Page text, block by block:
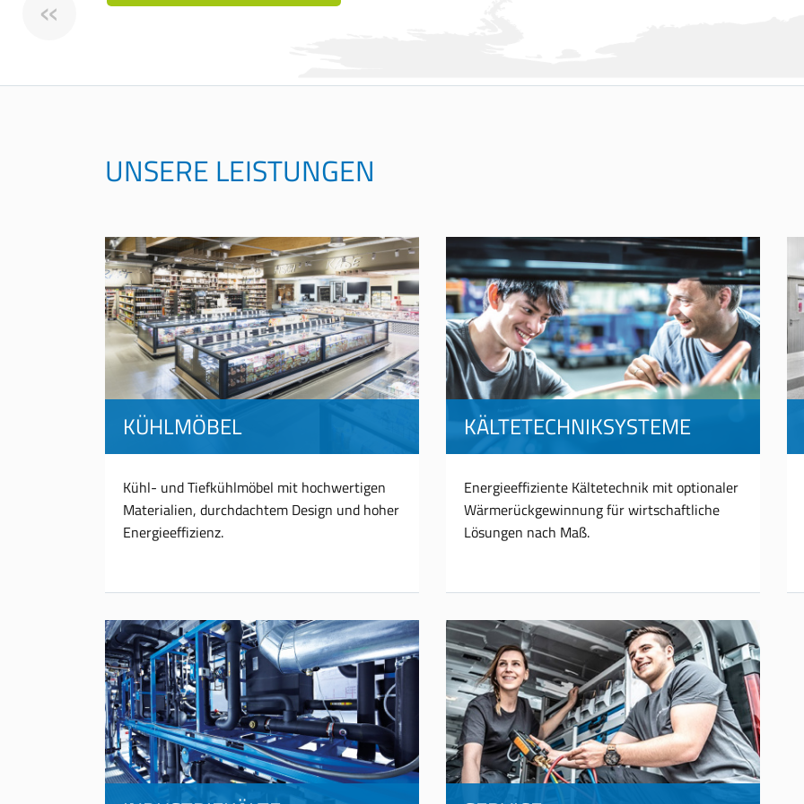
UNSERE LEISTUNGEN
KÜHLMÖBEL
Kühl- und Tiefkühlmöbel mit hochwertigen
Materialien, durchdachtem Design und hoher
Energieeffizienz.
KÄLTETECHNIKSYSTEME
Energieeffiziente Kältetechnik mit optionaler
Wärmerückgewinnung für wirtschaftliche
Lösungen nach Maß.